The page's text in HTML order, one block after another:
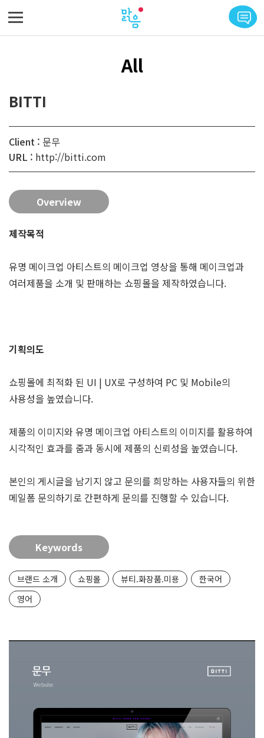
All
BITTI
Client : 문무
URL : http://bitti.com
Overview
제작목적
유명 메이크업 아티스트의 메이크업 영상을 통해 메이크업과
여러제품을 소개 및 판매하는 쇼핑몰을 제작하였습니다.
기획의도
쇼핑몰에 최적화 된 UI | UX로 구성하여 PC 및 Mobile의
사용성을 높였습니다.
제품의 이미지와 유명 메이크업 아티스트의 이미지를 활용하여
시각적인 효과를 줌과 동시에 제품의 신뢰성을 높였습니다.
본인의 게시글을 남기지 않고 문의를 희망하는 사용자들의 위한
메일폼 문의하기로 간편하게 문의를 진행할 수 있습니다.
Keywords
브랜드 소개 쇼핑몰 뷰티.화장품.미용
한국어
영어